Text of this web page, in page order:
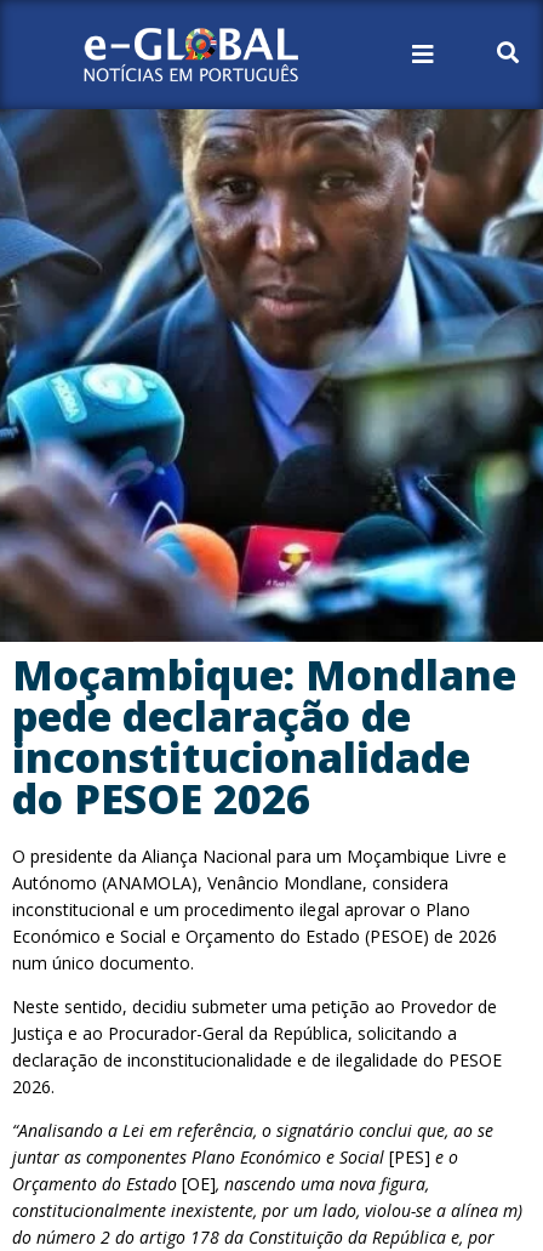
Moçambique: Mondlane
pede declaração de
inconstitucionalidade
do PESOE 2026
O presidente da Aliança Nacional para um Moçambique Livre e
Autónomo (ANAMOLA), Venâncio Mondlane, considera
inconstitucional e um procedimento ilegal aprovar o Plano
Económico e Social e Orçamento do Estado (PESOE) de 2026
num único documento.
Neste sentido, decidiu submeter uma petição ao Provedor de
Justiça e ao Procurador-Geral da República, solicitando a
declaração de inconstitucionalidade e de ilegalidade do PESOE
2026.
“Analisando a Lei em referência, o signatário conclui que, ao se
juntar as componentes Plano Económico e Social [PES] e o
Orçamento do Estado [OE], nascendo uma nova figura,
constitucionalmente inexistente, por um lado, violou-se a alínea m)
do número 2 do artigo 178 da Constituição da República e, por